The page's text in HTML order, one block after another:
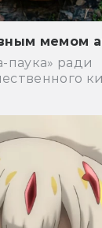
мемом
паука» ради